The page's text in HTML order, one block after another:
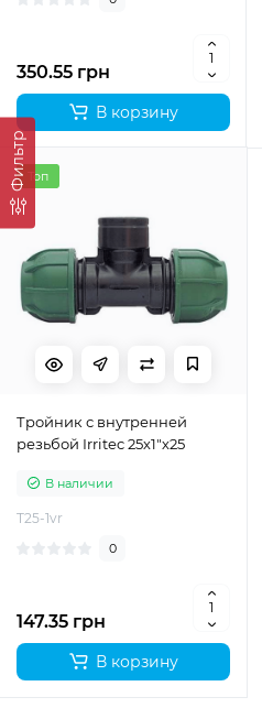
Фильтр
350.55 грн
В корзину
Топ
Тройник с внутренней
резьбой Irritec 25х1"х25
В наличии
T25-1vr
0
147.35 грн
В корзину